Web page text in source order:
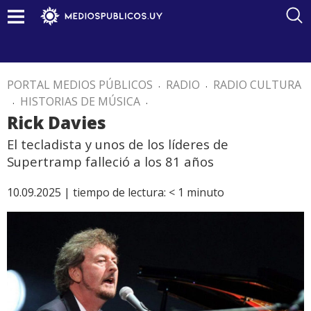
PORTAL MEDIOS PÚBLICOS . RADIO . RADIO CULTURA
. HISTORIAS DE MÚSICA .
Rick Davies
El tecladista y unos de los líderes de
Supertramp falleció a los 81 años
10.09.2025 | tiempo de lectura: < 1 minuto